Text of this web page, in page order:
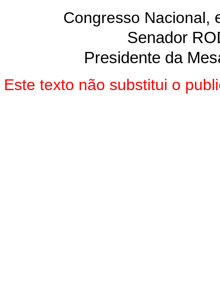
Congresso Nacional,
Senador
Presidente da
Este texto não substitui o